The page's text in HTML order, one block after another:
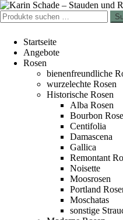
Zur
Navigation
springen
Zum
Inhalt
springen
Suchen
nach:
Startseite
Angebote
Rosen
bienenfreundliche
wurzelechte Rosen
Historische Rosen
Alba Rosen
Bourbon
Centifolia
Damascena
Gallica
Remontant
Noisette
Moosrosen
Portland
Moschatas
sonstige